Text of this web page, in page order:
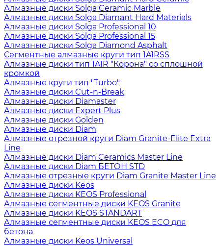
Алмазные диски Solga Ceramic Marble
Алмазные диски Solga Diamant Hard Materials
Алмазные диски Solga Professional 10
Алмазные диски Solga Professional 15
Алмазные диски Solga Diamond Asphalt
Сегментные алмазные круги тип 1A1RSS
Алмазные диски тип 1A1R "Корона" со сплошной
кромкой
Алмазные круги тип "Turbo"
Алмазные диски Cut-n-Break
Алмазные диски Diamaster
Алмазные диски Expert Plus
Алмазные диски Golden
Алмазные диски Diam
Алмазные отрезной круги Diam Granite-Elite Extra
Line
Алмазные диски Diam Ceramics Master Line
Алмазные диски Diam БЕТОН STD
Алмазные отрезные круги Diam Granite Master Line
Алмазные диски Keos
Алмазные диски KEOS Professional
Алмазные сегментные диски KEOS Granite
Алмазные диски KEOS STANDART
Алмазные сегментные диски KEOS ECO для
бетона
Алмазные диски Keos Universal